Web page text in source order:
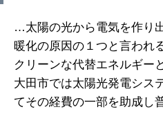
…太陽の光から電気を作り
暖化の原因の１つと言われ
クリーンな代替エネルギー
大田市では太陽光発電シス
てその経費の一部を助成し